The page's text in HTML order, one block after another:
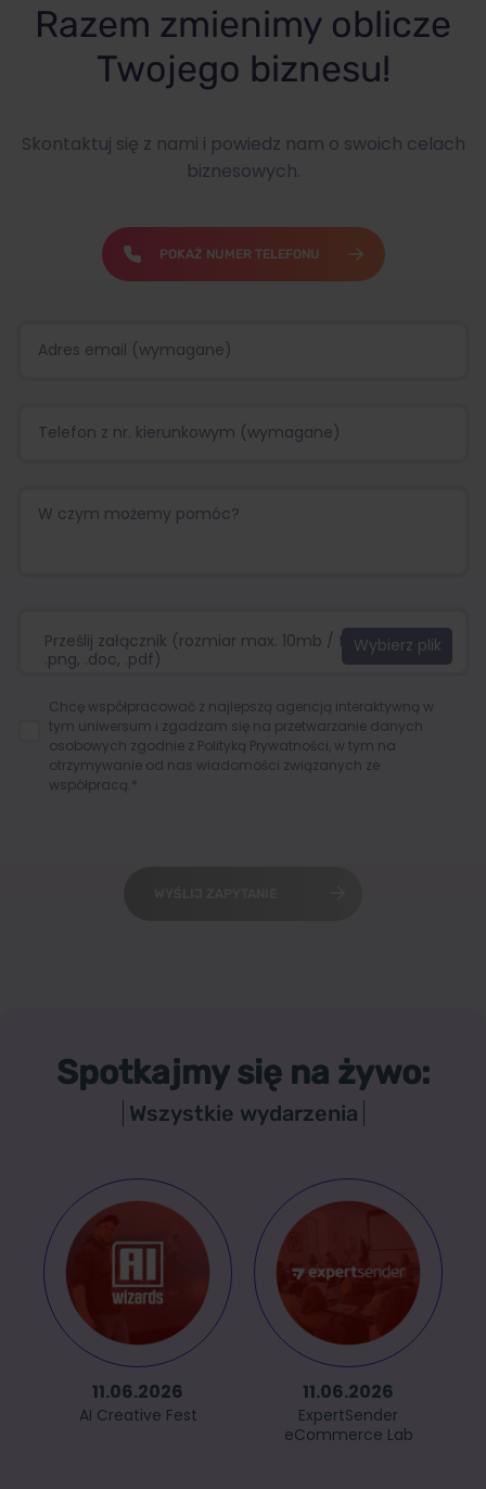
Razem zmienimy oblicze
Twojego biznesu!
Skontaktuj się z nami i powiedz nam o swoich celach
biznesowych.
POKAŻ NUMER TELEFONU
Prześlij załącznik (rozmiar max. 10mb / format:.jpg,
.png, .doc, .pdf)
Chcę współpracować z najlepszą agencją interaktywną w
tym uniwersum i zgadzam się na przetwarzanie danych
osobowych zgodnie z Polityką Prywatności , w tym na
otrzymywanie od nas wiadomości związanych ze
współpracą.*
Spotkajmy się na żywo:
Wszystkie wydarzenia
11.06.2026
AI Creative Fest
11.06.2026
ExpertSender
eCommerce Lab